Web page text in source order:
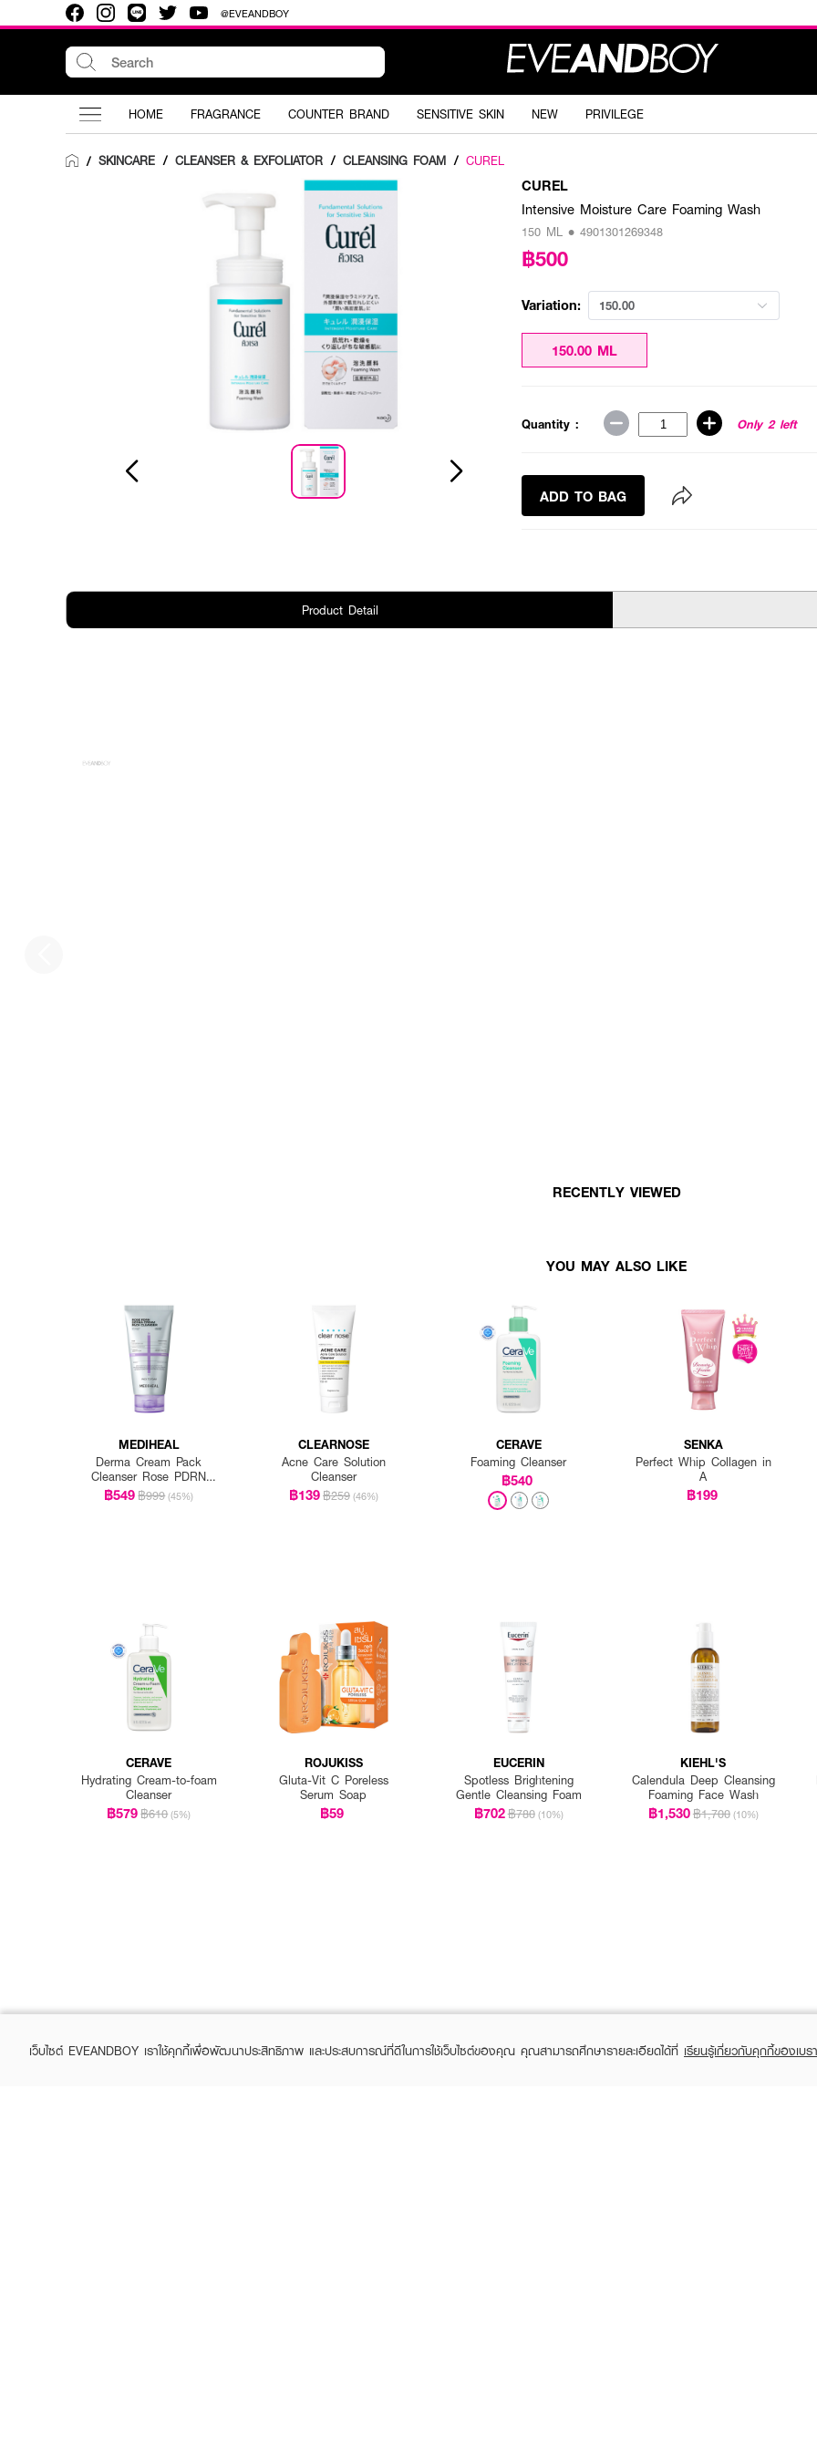
@EVEANDBOY
HOME FRAGRANCE COUNTER BRAND SENSITIVE SKIN NEW PRIVILEGE
/ SKINCARE / CLEANSER & EXFOLIATOR / CLEANSING FOAM / CUREL
CUREL
Intensive Moisture Care Foaming Wash
150 ML • 4901301269348
฿500
Variation: 150.00
150.00 ML
Quantity : Only 2 left
ADD TO BAG
Product Detail
RECENTLY VIEWED
YOU MAY ALSO LIKE
MEDIHEAL
Derma Cream Pack
Cleanser Rose PDRN
[Pore Firming]
฿549฿999 (45%)
CLEARNOSE
Acne Care Solution
Cleanser
฿139฿259 (46%)
CERAVE
Foaming Cleanser
฿540
SENKA
Perfect Whip Collagen in
A
฿199
CERAVE
Hydrating Cream-to-foam
Cleanser
฿579฿610 (5%)
ROJUKISS
Gluta-Vit C Poreless
Serum Soap
฿59
EUCERIN
Spotless Brightening
Gentle Cleansing Foam
฿702฿780 (10%)
KIEHL'S
Calendula Deep Cleansing
Foaming Face Wash
฿1,530฿1,700 (10%)
เว็บไซต์ EVEANDBOY เราใช้คุกกี้เพื่อพัฒนาประสิทธิภาพ และประสบการณ์ที่ดีในการใช้เว็บไซต์ของคุณ คุณสามารถศึกษารายละเอียดได้ที่ เรียนรู้เกี่ยวกับคุกกี้ของเบร